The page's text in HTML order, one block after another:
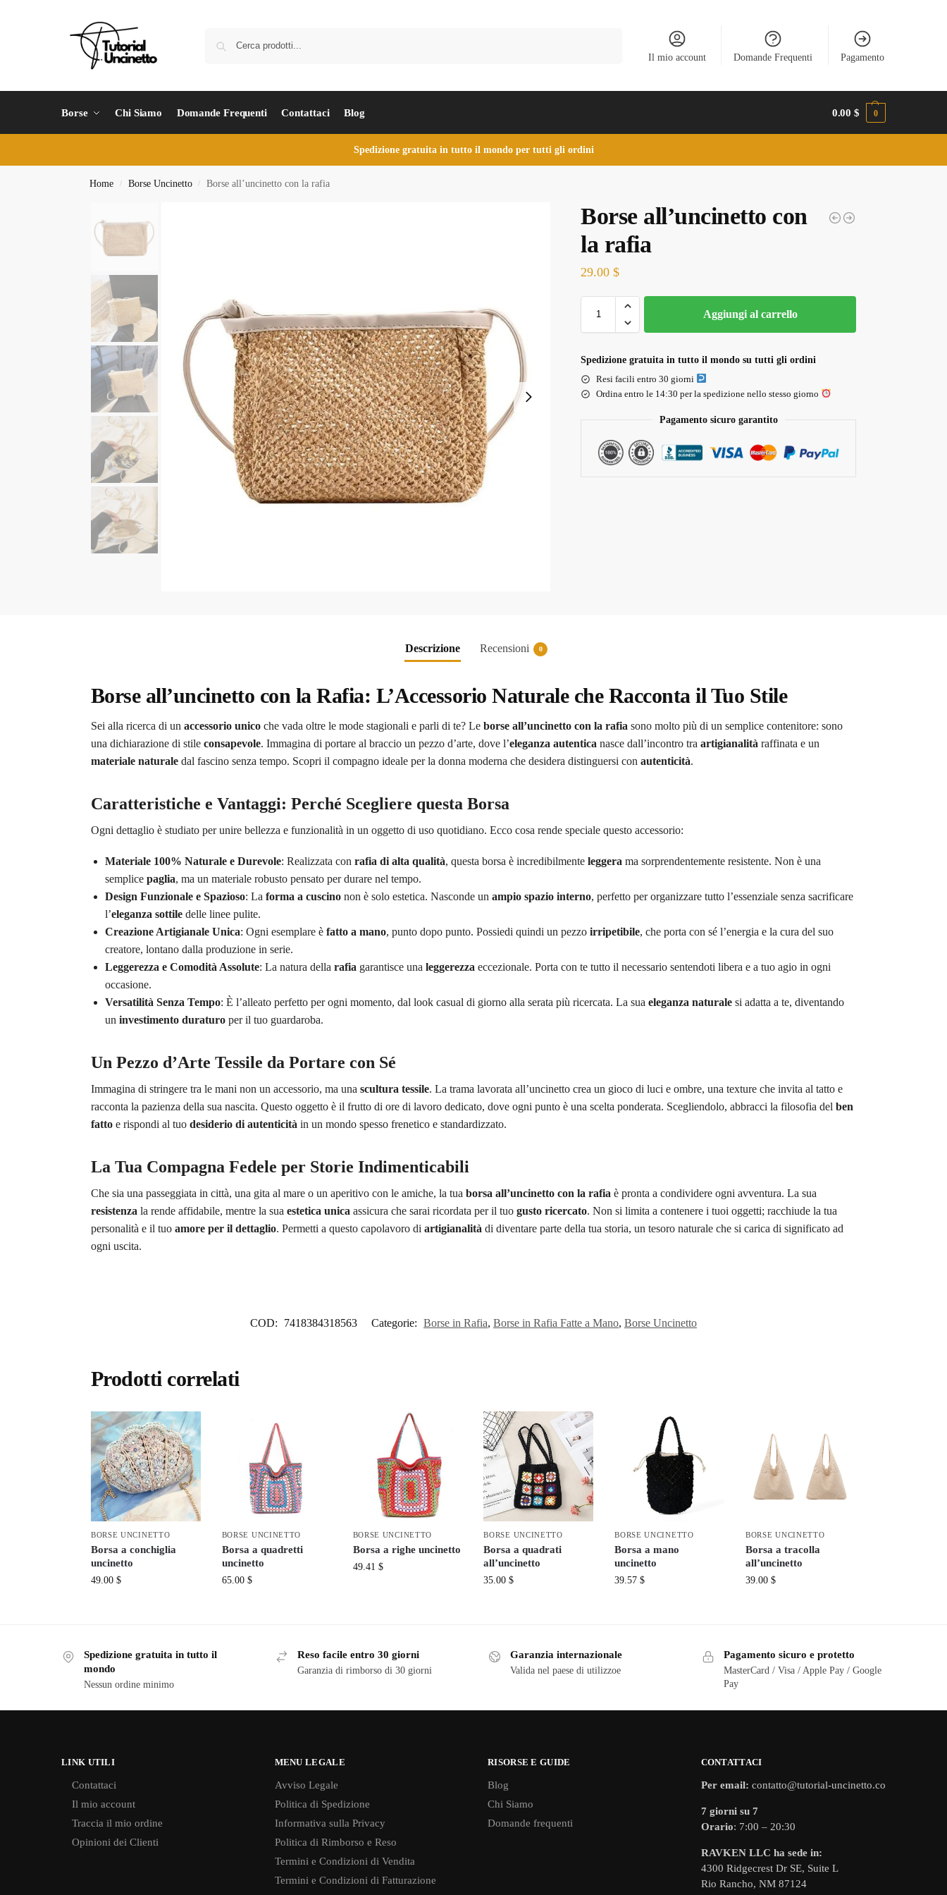
Il mio account Domande Frequenti Pagamento
Borse Chi Siamo Domande Frequenti Contattaci Blog 0.00$ 0
Spedizione gratuita in tutto il mondo per tutti gli ordini
Home / Borse Uncinetto / Borse all’uncinetto con la rafia
Borse all’uncinetto con
la rafia
29.00$
Aggiungi al carrello
Spedizione gratuita in tutto il mondo su tutti gli ordini
Resi facili entro 30 giorni
Ordina entro le 14:30 per la spedizione nello stesso giorno
Pagamento sicuro garantito
Descrizione Recensioni 0
Borse all’uncinetto con la Rafia: L’Accessorio Naturale che Racconta il Tuo Stile
Sei alla ricerca di un accessorio unicoche vada oltre le mode stagionali e parli di te? Le borse all’uncinetto con la rafia sono molto più di un semplice contenitore: sono
una dichiarazione di stile consapevole. Immagina di portare al braccio un pezzo d’arte, dove l’eleganza autentica nasce dall’incontro tra artigianalità raffinata e un
materiale naturaledal fascino senza tempo. Scopri il compagno ideale per la donna moderna che desidera distinguersi con autenticità.
Caratteristiche e Vantaggi: Perché Scegliere questa Borsa
Ogni dettaglio è studiato per unire bellezza e funzionalità in un oggetto di uso quotidiano. Ecco cosa rende speciale questo accessorio:
Materiale 100% Naturale e Durevole: Realizzata con rafia di alta qualità, questa borsa è incredibilmente leggera ma sorprendentemente resistente. Non è una
semplice paglia, ma un materiale robusto pensato per durare nel tempo.
Design Funzionale e Spazioso: La forma a cuscinonon è solo estetica. Nasconde un ampio spazio interno, perfetto per organizzare tutto l’essenziale senza sacrificare
l’eleganza sottiledelle linee pulite.
Creazione Artigianale Unica: Ogni esemplare è fatto a mano, punto dopo punto. Possiedi quindi un pezzo irripetibile, che porta con sé l’energia e la cura del suo
creatore, lontano dalla produzione in serie.
Leggerezza e Comodità Assolute: La natura della rafia garantisce una leggerezza eccezionale. Porta con te tutto il necessario sentendoti libera e a tuo agio in ogni
occasione.
Versatilità Senza Tempo: È l’alleato perfetto per ogni momento, dal look casual di giorno alla serata più ricercata. La sua eleganza naturalesi adatta a te, diventando
un investimento duraturoper il tuo guardaroba.
Un Pezzo d’Arte Tessile da Portare con Sé
Immagina di stringere tra le mani non un accessorio, ma una scultura tessile. La trama lavorata all’uncinetto crea un gioco di luci e ombre, una texture che invita al tatto e
racconta la pazienza della sua nascita. Questo oggetto è il frutto di ore di lavoro dedicato, dove ogni punto è una scelta ponderata. Scegliendolo, abbracci la filosofia del ben
fattoe rispondi al tuo desiderio di autenticità in un mondo spesso frenetico e standardizzato.
La Tua Compagna Fedele per Storie Indimenticabili
Che sia una passeggiata in città, una gita al mare o un aperitivo con le amiche, la tua borsa all’uncinetto con la rafia è pronta a condividere ogni avventura. La sua
resistenza la rende affidabile, mentre la sua estetica unica assicura che sarai ricordata per il tuo gusto ricercato. Non si limita a contenere i tuoi oggetti; racchiude la tua
personalità e il tuo amore per il dettaglio. Permetti a questo capolavoro di artigianalità di diventare parte della tua storia, un tesoro naturale che si carica di significato ad
ogni uscita.
COD: 7418384318563 Categorie: Borse in Rafia, Borse in Rafia Fatte a Mano, Borse Uncinetto
Prodotti correlati
BORSE UNCINETTO
Borsa a conchiglia
uncinetto
49.00 $
BORSE UNCINETTO
Borsa a quadretti
uncinetto
65.00 $
BORSE UNCINETTO
Borsa a righe uncinetto
49.41 $
BORSE UNCINETTO
Borsa a quadrati
all’uncinetto
35.00$
BORSE UNCINETTO
Borsa a mano
uncinetto
39.57$
BORSE UNCINETTO
Borsa a tracolla
all’uncinetto
39.00 $
Spedizione gratuita in tutto il
mondo
Nessun ordine minimo
Reso facile entro 30 giorni
Garanzia di rimborso di 30 giorni
Garanzia internazionale
Valida nel paese di utilizzoe
Pagamento sicuro e protetto
MasterCard / Visa / Apple Pay / Google
Pay
LINK UTILI
Contattaci
Il mio account
Traccia il mio ordine
Opinioni dei Clienti
MENU LEGALE
Avviso Legale
Politica di Spedizione
Informativa sulla Privacy
Politica di Rimborso e Reso
Termini e Condizioni di Vendita
Termini e Condizioni di Fatturazione
RISORSE E GUIDE
Blog
Chi Siamo
Domande frequenti
CONTATTACI
Per email: contatto@tutorial-uncinetto.co
7 giorni su 7
Orario: 7:00 – 20:30
RAVKEN LLC ha sede in:
4300 Ridgecrest Dr SE, Suite L
Rio Rancho, NM 87124